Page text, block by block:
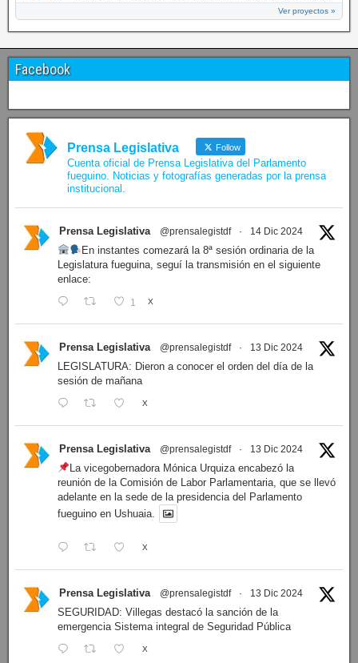
Ver proyectos »
Facebook
Prensa Legislativa Follow
Cuenta oficial de Prensa Legislativa del Parlamento
fueguino. Noticias y fotografías generadas por la prensa
institucional.
Prensa Legislativa @prensalegistdf · 14 Dic 2024
En instantes comezará la 8ª sesión ordinaria de la
Legislatura fueguina, seguí la transmisión en el siguiente
enlace:
1 X
Prensa Legislativa @prensalegistdf · 13 Dic 2024
LEGISLATURA: Dieron a conocer el orden del día de la
sesión de mañana
X
Prensa Legislativa @prensalegistdf · 13 Dic 2024
La vicegobernadora Mónica Urquiza encabezó la
reunión de la Comisión de Labor Parlamentaria, que se llevó
adelante en la sede de la presidencia del Parlamento
fueguino en Ushuaia.
X
Prensa Legislativa @prensalegistdf · 13 Dic 2024
SEGURIDAD: Villegas destacó la sanción de la
emergencia Sistema integral de Seguridad Pública
X